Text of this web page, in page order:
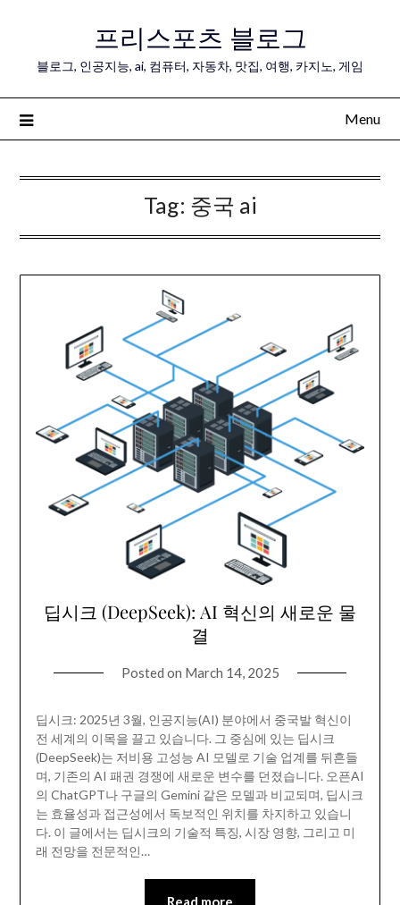
content
프리스포츠 블로그
블로그, 인공지능, ai, 컴퓨터, 자동차, 맛집, 여행, 카지노, 게임
Menu
Tag: 중국 ai
딥시크 (DeepSeek): AI 혁신의 새로운 물
결
Posted on March 14, 2025
딥시크: 2025년 3월, 인공지능(AI) 분야에서 중국발 혁신이
전 세계의 이목을 끌고 있습니다. 그 중심에 있는 딥시크
(DeepSeek)는 저비용 고성능 AI 모델로 기술 업계를 뒤흔들
며, 기존의 AI 패권 경쟁에 새로운 변수를 던졌습니다. 오픈AI
의 ChatGPT나 구글의 Gemini 같은 모델과 비교되며, 딥시크
는 효율성과 접근성에서 독보적인 위치를 차지하고 있습니
다. 이 글에서는 딥시크의 기술적 특징, 시장 영향, 그리고 미
래 전망을 전문적인…
Read more